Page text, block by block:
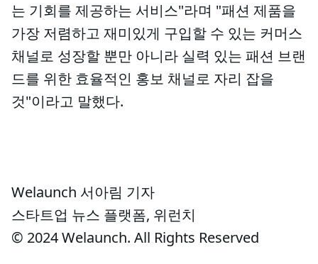
는 기회를 제공하는 서비스"라며 "패션 제품을
가장 저렴하고 재미있게 구입할 수 있는 커머스
채널로 성장할 뿐만 아니라 실력 있는 패션 브랜
드를 위한 효율적인 홍보 채널로 자리 잡을
것"이라고 말했다.
Welaunch 서아림 기자
스타트업 뉴스 플랫폼, 위런치
© 2024 Welaunch. All Rights Reserved